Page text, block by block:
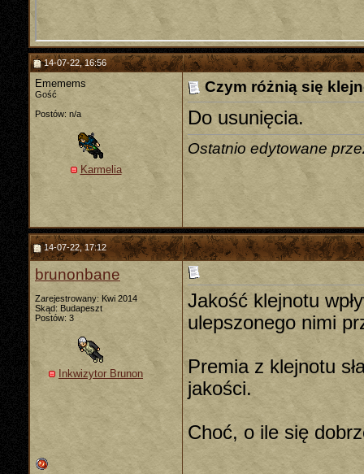
14-07-22, 16:56
Ememems
Gość
Postów: n/a
Karmelia
Czym różnią się
Do usunięcia.
Ostatnio edytowane
14-07-22, 17:12
brunonbane
Zarejestrowany: Kwi 2014
Skąd: Budapeszt
Postów: 3
Inkwizytor Brunon
Jakość klejnotu
ulepszonego nimi
Premia z klejnotu
jakości.
Choć, o ile się